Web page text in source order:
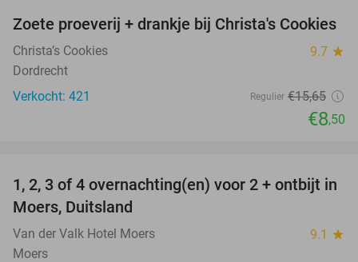
46%
Zoete proeverij + drankje bij Christa's Cookies
Christa’s Cookies 9.7 star
Dordrecht
Verkocht: 421
Regulier €15,65
€8,50
21%
1, 2, 3 of 4 overnachting(en) voor 2 + ontbijt in
Moers, Duitsland
Van der Valk Hotel Moers 9.1 star
Moers